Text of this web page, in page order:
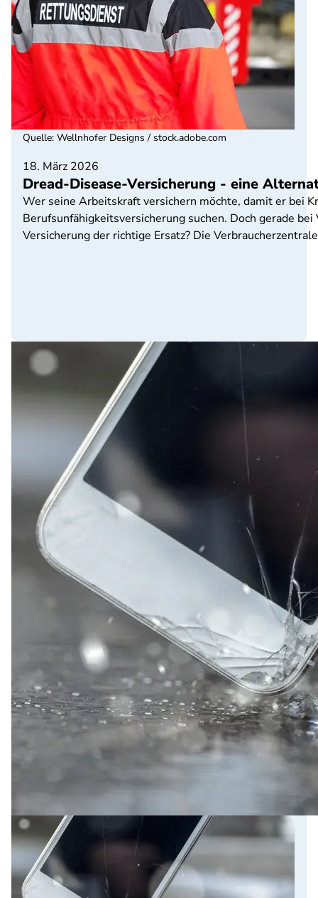
18. März 2026
Dread-Disease-Versicherung - eine
Wer seine Arbeitskraft versichern möchte, damit er bei
Berufsunfähigkeitsversicherung suchen. Doch gerade
Versicherung der richtige Ersatz? Die
Quelle: Wellnhofer Designs / stock.adobe.com